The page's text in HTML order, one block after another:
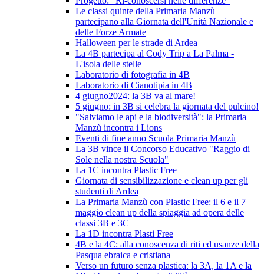
Le classi quinte della Primaria Manzù
partecipano alla Giornata dell'Unità Nazionale e
delle Forze Armate
Halloween per le strade di Ardea
La 4B partecipa al Cody Trip a La Palma -
L'isola delle stelle
Laboratorio di fotografia in 4B
Laboratorio di Cianotipia in 4B
4 giugno2024: la 3B va al mare!
5 giugno: in 3B si celebra la giornata del pulcino!
"Salviamo le api e la biodiversità": la Primaria
Manzù incontra i Lions
Eventi di fine anno Scuola Primaria Manzù
La 3B vince il Concorso Educativo "Raggio di
Sole nella nostra Scuola"
La 1C incontra Plastic Free
Giornata di sensibilizzazione e clean up per gli
studenti di Ardea
La Primaria Manzù con Plastic Free: il 6 e il 7
maggio clean up della spiaggia ad opera delle
classi 3B e 3C
La 1D incontra Plasti Free
4B e la 4C: alla conoscenza di riti ed usanze della
Pasqua ebraica e cristiana
Verso un futuro senza plastica: la 3A, la 1A e la